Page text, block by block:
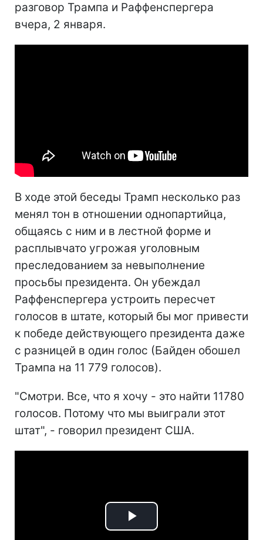
разговор Трампа и Раффенспергера
вчера, 2 января.
В ходе этой беседы Трамп несколько раз
менял тон в отношении однопартийца,
общаясь с ним и в лестной форме и
расплывчато угрожая уголовным
преследованием за невыполнение
просьбы президента. Он убеждал
Раффенспергера устроить пересчет
голосов в штате, который бы мог привести
к победе действующего президента даже
с разницей в один голос (Байден обошел
Трампа на 11 779 голосов).
"Смотри. Все, что я хочу - это найти 11780
голосов. Потому что мы выиграли этот
штат", - говорил президент США.
Play